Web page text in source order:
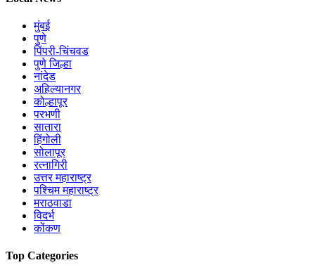
मुंबई
पुणे
पिंपरी-चिंचवड
पुणे जिल्हा
नांदेड
अहिल्यानगर
कोल्हापूर
परभणी
सातारा
हिंगोली
सोलापूर
रत्नागिरी
उत्तर महाराष्ट्र
पश्चिम महाराष्ट्र
मराठवाडा
विदर्भ
कोंकण
Top Categories